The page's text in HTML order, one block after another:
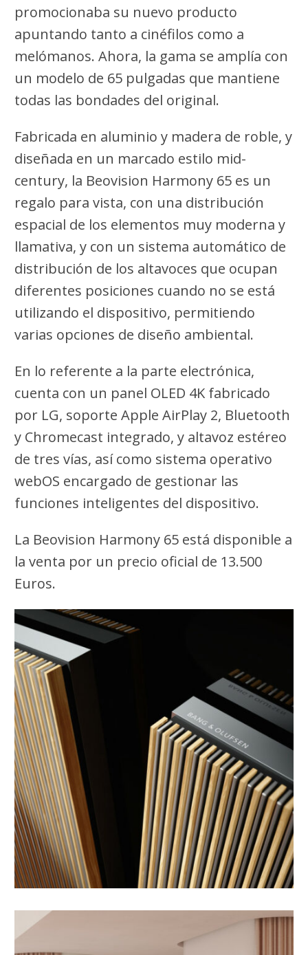
promocionaba su nuevo producto
apuntando tanto a cinéfilos como a
melómanos. Ahora, la gama se amplía con
un modelo de 65 pulgadas que mantiene
todas las bondades del original.
Fabricada en aluminio y madera de roble, y
diseñada en un marcado estilo mid-
century, la Beovision Harmony 65 es un
regalo para vista, con una distribución
espacial de los elementos muy moderna y
llamativa, y con un sistema automático de
distribución de los altavoces que ocupan
diferentes posiciones cuando no se está
utilizando el dispositivo, permitiendo
varias opciones de diseño ambiental.
En lo referente a la parte electrónica,
cuenta con un panel OLED 4K fabricado
por LG, soporte Apple AirPlay 2, Bluetooth
y Chromecast integrado, y altavoz estéreo
de tres vías, así como sistema operativo
webOS encargado de gestionar las
funciones inteligentes del dispositivo.
La Beovision Harmony 65 está disponible a
la venta por un precio oficial de 13.500
Euros.